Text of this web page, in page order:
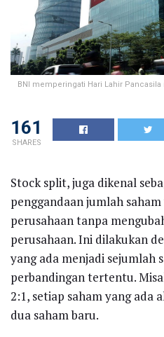
BNI memperingati Hari Lahir Pancasila
161
SHARES
Stock split, juga dikenal
penggandaan jumlah
perusahaan tanpa
perusahaan. Ini dilakukan
yang ada menjadi sejumlah
perbandingan tertentu.
2:1, setiap saham yang ada
dua saham baru.